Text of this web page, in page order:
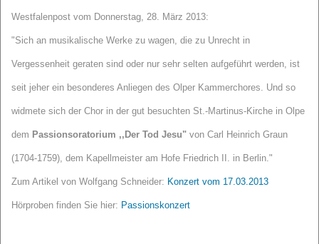
Westfalenpost vom Donnerstag, 28. März 2013:
"Sich an musikalische Werke zu wagen, die zu Unrecht in
Vergessenheit geraten sind oder nur sehr selten aufgeführt werden, ist
seit jeher ein besonderes Anliegen des Olper Kammerchores. Und so
widmete sich der Chor in der gut besuchten St.-Martinus-Kirche in Olpe
dem Passionsoratorium ,,Der Tod Jesu" von Carl Heinrich Graun
(1704-1759), dem Kapellmeister am Hofe Friedrich II. in Berlin."
Zum Artikel von Wolfgang Schneider: Konzert vom 17.03.2013
Hörproben finden Sie hier: Passionskonzert